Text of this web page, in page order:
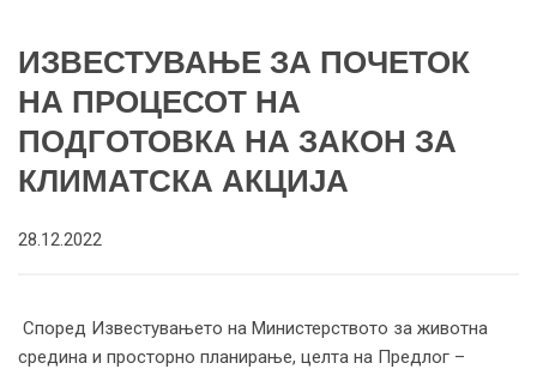
ИЗВЕСТУВАЊЕ ЗА ПОЧЕТОК
НА ПРОЦЕСОТ НА
ПОДГОТОВКА НА ЗАКОН ЗА
КЛИМАТСКА АКЦИЈА
28.12.2022
Според Известувањето на Министерството за животна
средина и просторно планирање, целта на Предлог –